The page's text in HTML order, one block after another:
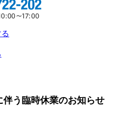
伴う臨時休業のお知らせ